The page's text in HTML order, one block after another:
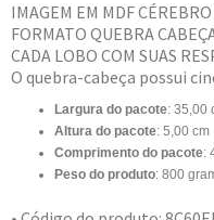
IMAGEM EM MDF
FORMATO QUEBRA
CADA LOBO COM SUAS
O quebra-cabeça possui
Largura do pacote: 35,00
Altura do pacote: 5,00 cm
Comprimento do pacote:
Peso do produto: 800